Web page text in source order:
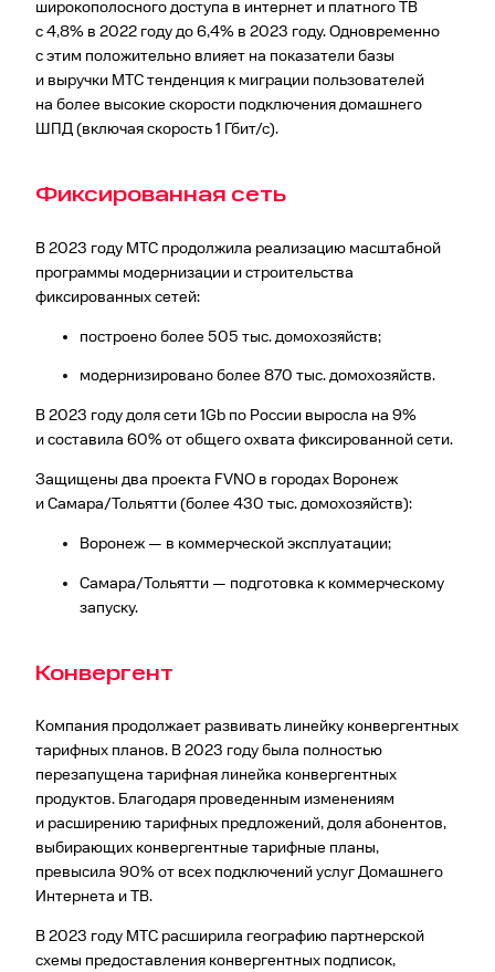
широкополосного доступа в интернет и платного ТВ
с 4,8% в 2022 году до 6,4% в 2023 году. Одновременно
с этим положительно влияет на показатели базы
и выручки МТС тенденция к миграции пользователей
на более высокие скорости подключения домашнего
ШПД (включая скорость 1 Гбит/с).
Фиксированная сеть
В 2023 году МТС продолжила реализацию масштабной
программы модернизации и строительства
фиксированных сетей:
построено более 505 тыс. домохозяйств;
модернизировано более 870 тыс. домохозяйств.
В 2023 году доля сети 1Gb по России выросла на 9%
и составила 60% от общего охвата фиксированной сети.
Защищены два проекта FVNO в городах Воронеж
и Самара/Тольятти (более 430 тыс. домохозяйств):
Воронеж — в коммерческой эксплуатации;
Самара/Тольятти — подготовка к коммерческому
запуску.
Конвергент
Компания продолжает развивать линейку конвергентных
тарифных планов. В 2023 году была полностью
перезапущена тарифная линейка конвергентных
продуктов. Благодаря проведенным изменениям
и расширению тарифных предложений, доля абонентов,
выбирающих конвергентные тарифные планы,
превысила 90% от всех подключений услуг Домашнего
Интернета и ТВ.
В 2023 году МТС расширила географию парт­нерской
схемы предоставления конвергентных подписок,